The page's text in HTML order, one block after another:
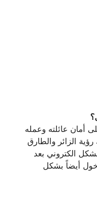
أمان عائلته وعمله
الزائر والطارق
الكتروني بعد
أيضاً بشكل